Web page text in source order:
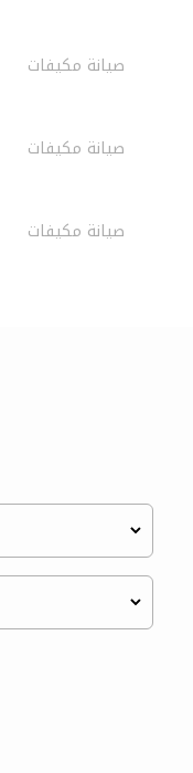
صيانة مكيفات
صيانة مكيفات
صيانة مكيفات